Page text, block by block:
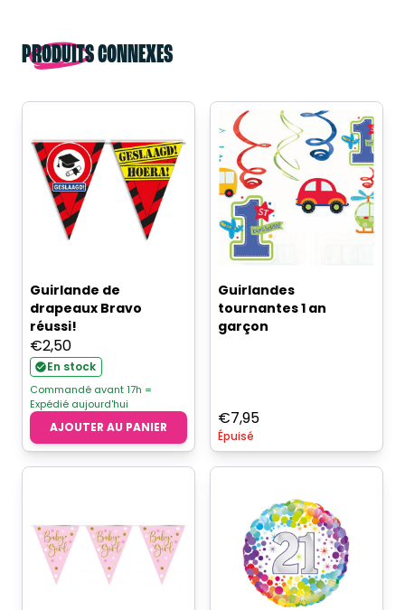
PRODUITS CONNEXES
Guirlande de
drapeaux Bravo
réussi!
€2,50
En stock
Commandé avant 17h =
Expédié aujourd'hui
AJOUTER AU PANIER
Guirlandes
tournantes 1 an
garçon
€7,95
Épuisé